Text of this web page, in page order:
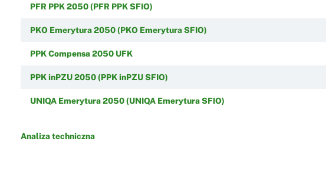
PFR PPK 2050 (PFR PPK SFIO)
PKO Emerytura 2050 (PKO Emerytura SFIO)
PPK Compensa 2050 UFK
PPK inPZU 2050 (PPK inPZU SFIO)
UNIQA Emerytura 2050 (UNIQA Emerytura SFIO)
Analiza techniczna